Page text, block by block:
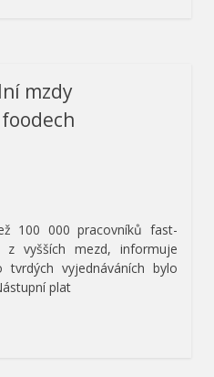
mzdy
100 000 pracovníků fast-
vyšších mezd, informuje
tvrdých vyjednáváních bylo
plat